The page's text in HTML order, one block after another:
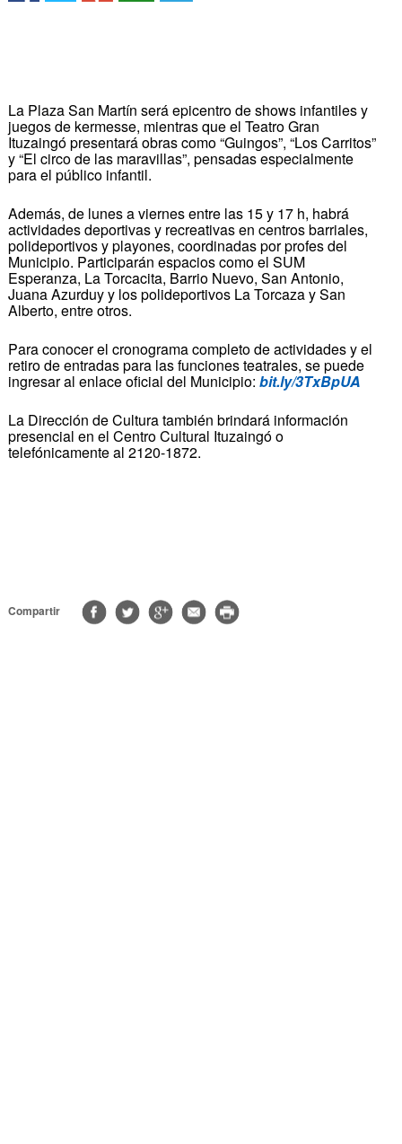
La Plaza San Martín será epicentro de shows infantiles y
juegos de kermesse, mientras que el Teatro Gran
Ituzaingó presentará obras como “Guingos”, “Los Carritos”
y “El circo de las maravillas”, pensadas especialmente
para el público infantil.
Además, de lunes a viernes entre las 15 y 17 h, habrá
actividades deportivas y recreativas en centros barriales,
polideportivos y playones, coordinadas por profes del
Municipio. Participarán espacios como el SUM
Esperanza, La Torcacita, Barrio Nuevo, San Antonio,
Juana Azurduy y los polideportivos La Torcaza y San
Alberto, entre otros.
Para conocer el cronograma completo de actividades y el
retiro de entradas para las funciones teatrales, se puede
ingresar al enlace oficial del Municipio: bit.ly/3TxBpUA
La Dirección de Cultura también brindará información
presencial en el Centro Cultural Ituzaingó o
telefónicamente al 2120-1872.
Compartir